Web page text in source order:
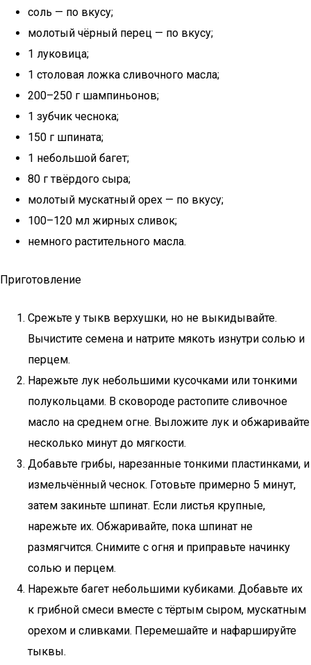
соль — по вкусу;
молотый чёрный перец — по вкусу;
1 луковица;
1 столовая ложка сливочного масла;
200–250 г шампиньонов;
1 зубчик чеснока;
150 г шпината;
1 небольшой багет;
80 г твёрдого сыра;
молотый мускатный орех — по вкусу;
100–120 мл жирных сливок;
немного растительного масла.
Приготовление
Срежьте у тыкв верхушки, но не выкидывайте.
Вычистите семена и натрите мякоть изнутри солью и
перцем.
Нарежьте лук небольшими кусочками или тонкими
полукольцами. В сковороде растопите сливочное
масло на среднем огне. Выложите лук и обжаривайте
несколько минут до мягкости.
Добавьте грибы, нарезанные тонкими пластинками, и
измельчённый чеснок. Готовьте примерно 5 минут,
затем закиньте шпинат. Если листья крупные,
нарежьте их. Обжаривайте, пока шпинат не
размягчится. Снимите с огня и приправьте начинку
солью и перцем.
Нарежьте багет небольшими кубиками. Добавьте их
к грибной смеси вместе с тёртым сыром, мускатным
орехом и сливками. Перемешайте и нафаршируйте
тыквы.